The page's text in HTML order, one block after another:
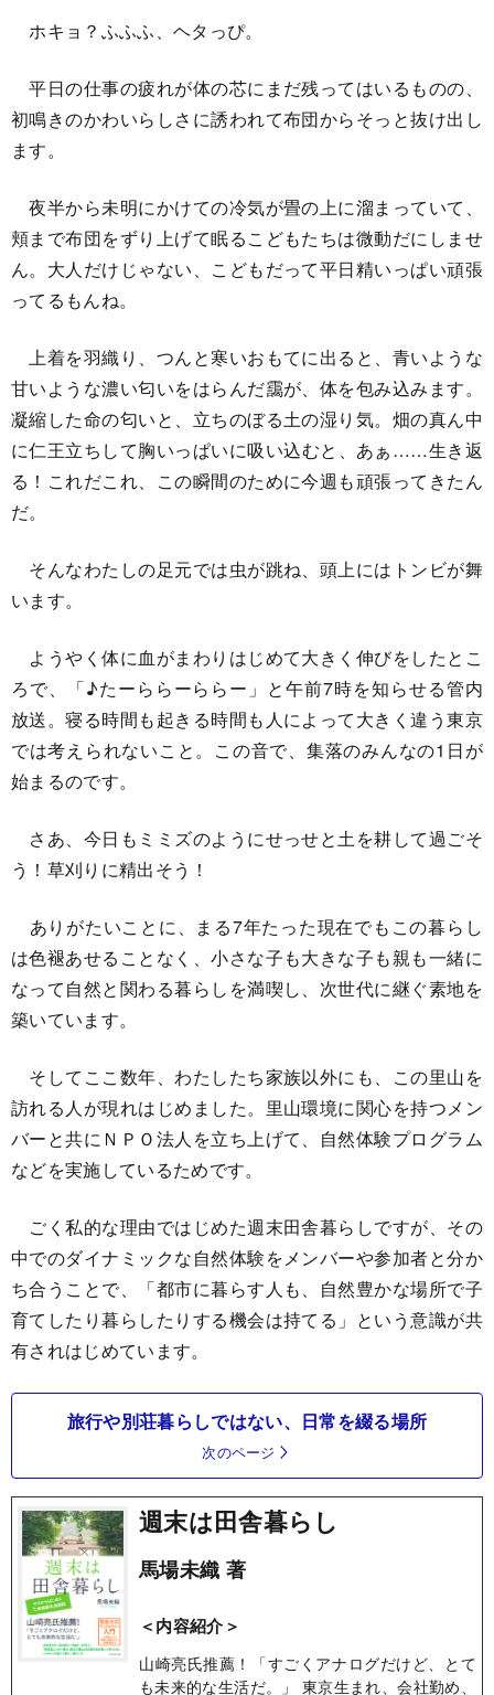
ホキョ？ふふふ、ヘタっぴ。
平日の仕事の疲れが体の芯にまだ残ってはいるものの、
初鳴きのかわいらしさに誘われて布団からそっと抜け出し
ます。
夜半から未明にかけての冷気が畳の上に溜まっていて、
頬まで布団をずり上げて眠るこどもたちは微動だにしませ
ん。大人だけじゃない、こどもだって平日精いっぱい頑張
ってるもんね。
上着を羽織り、つんと寒いおもてに出ると、青いような
甘いような濃い匂いをはらんだ靄が、体を包み込みます。
凝縮した命の匂いと、立ちのぼる土の湿り気。畑の真ん中
に仁王立ちして胸いっぱいに吸い込むと、あぁ……生き返
る！これだこれ、この瞬間のために今週も頑張ってきたん
だ。
そんなわたしの足元では虫が跳ね、頭上にはトンビが舞
います。
ようやく体に血がまわりはじめて大きく伸びをしたとこ
ろで、「♪たーららーららー」と午前7時を知らせる管内
放送。寝る時間も起きる時間も人によって大きく違う東京
では考えられないこと。この音で、集落のみんなの1日が
始まるのです。
さあ、今日もミミズのようにせっせと土を耕して過ごそ
う！草刈りに精出そう！
ありがたいことに、まる7年たった現在でもこの暮らし
は色褪あせることなく、小さな子も大きな子も親も一緒に
なって自然と関わる暮らしを満喫し、次世代に継ぐ素地を
築いています。
そしてここ数年、わたしたち家族以外にも、この里山を
訪れる人が現れはじめました。里山環境に関心を持つメン
バーと共にＮＰＯ法人を立ち上げて、自然体験プログラム
などを実施しているためです。
ごく私的な理由ではじめた週末田舎暮らしですが、その
中でのダイナミックな自然体験をメンバーや参加者と分か
ち合うことで、「都市に暮らす人も、自然豊かな場所で子
育てしたり暮らしたりする機会は持てる」という意識が共
有されはじめています。
旅行や別荘暮らしではない、日常を綴る場所
次のページ
週末は田舎暮らし
馬場未織 著
＜内容紹介＞
山崎亮氏推薦！「すごくアナログだけど、とて
も未来的な生活だ。」 東京生まれ、会社勤め、